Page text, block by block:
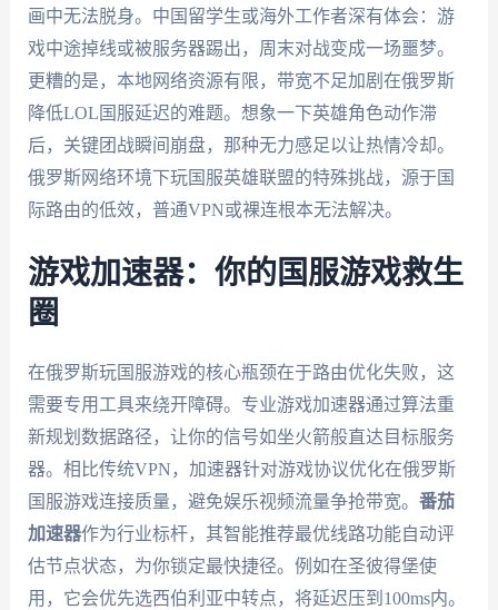
画中无法脱身。中国留学生或海外工作者深有体会：游
戏中途掉线或被服务器踢出，周末对战变成一场噩梦。
更糟的是，本地网络资源有限，带宽不足加剧在俄罗斯
降低LOL国服延迟的难题。想象一下英雄角色动作滞
后，关键团战瞬间崩盘，那种无力感足以让热情冷却。
俄罗斯网络环境下玩国服英雄联盟的特殊挑战，源于国
际路由的低效，普通VPN或裸连根本无法解决。
游戏加速器：你的国服游戏救生
圈
在俄罗斯玩国服游戏的核心瓶颈在于路由优化失败，这
需要专用工具来绕开障碍。专业游戏加速器通过算法重
新规划数据路径，让你的信号如坐火箭般直达目标服务
器。相比传统VPN，加速器针对游戏协议优化在俄罗斯
国服游戏连接质量，避免娱乐视频流量争抢带宽。 番茄
加速器作为行业标杆，其智能推荐最优线路功能自动评
估节点状态，为你锁定最快捷径。例如在圣彼得堡使
用，它会优先选西伯利亚中转点，将延迟压到100ms内。